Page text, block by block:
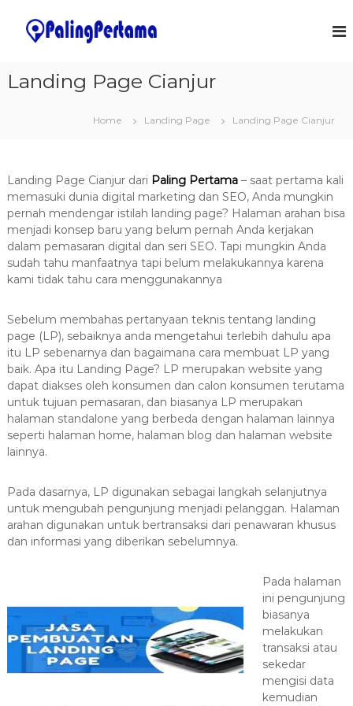
a
e
u
a
t
a
n
A
i
k
a
s
i
T
e
a
i
k
0
8
1
2
w
a
e
S
o
l
u
t
o
n
Landing Page Cianjur
Home Landing Page Landing Page Cianjur
Landing Page Cianjur dari Paling Pertama– saat pertama kali
memasuki dunia digital marketing dan SEO, Anda mungkin
pernah mendengar istilah landing page? Halaman arahan bisa
menjadi konsep baru yang belum pernah Anda kerjakan
dalam pemasaran digital dan seri SEO. Tapi mungkin Anda
sudah tahu manfaatnya tapi belum melakukannya karena
kami tidak tahu cara menggunakannya
Sebelum membahas pertanyaan teknis tentang landing
page (LP), sebaiknya anda mengetahui terlebih dahulu apa
itu LP sebenarnya dan bagaimana cara membuat LP yang
baik. Apa itu Landing Page? LP merupakan website yang
dapat diakses oleh konsumen dan calon konsumen terutama
untuk tujuan pemasaran, dan biasanya LP merupakan
halaman standalone yang berbeda dengan halaman lainnya
seperti halaman home, halaman blog dan halaman website
lainnya.
Pada dasarnya, LP digunakan sebagai langkah selanjutnya
untuk mengubah pengunjung menjadi pelanggan. Halaman
arahan digunakan untuk bertransaksi dari penawaran khusus
dan informasi yang diberikan sebelumnya.
Pada halaman
ini pengunjung
biasanya
melakukan
transaksi atau
sekedar
mengisi data
kemudian